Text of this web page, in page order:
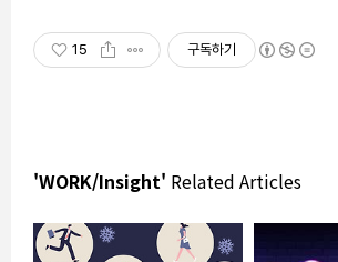
15 구독하기
'WORK/Insight' Related Articles